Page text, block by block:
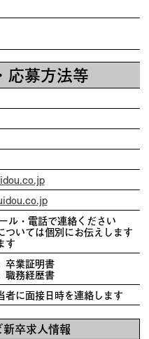
応募方法等
ル・電話で連絡ください
ついては個別にお伝えします
す
卒業証明書
職務経歴書
者に面接日時を連絡します
卒求人情報